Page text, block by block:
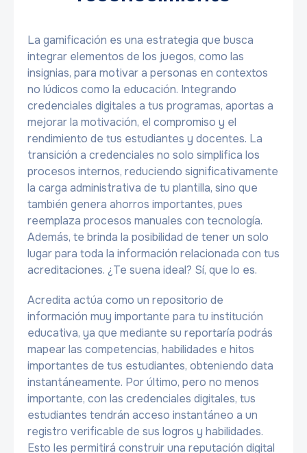
La gamificación es una estrategia que busca
integrar elementos de los juegos, como las
insignias, para motivar a personas en contextos
no lúdicos como la educación. Integrando
credenciales digitales a tus programas, aportas a
mejorar la motivación, el compromiso y el
rendimiento de tus estudiantes y docentes. La
transición a credenciales no solo simplifica los
procesos internos, reduciendo significativamente
la carga administrativa de tu plantilla, sino que
también genera ahorros importantes, pues
reemplaza procesos manuales con tecnología.
Además, te brinda la posibilidad de tener un solo
lugar para toda la información relacionada con tus
acreditaciones. ¿Te suena ideal? Sí, que lo es.
Acredita actúa como un repositorio de
información muy importante para tu institución
educativa, ya que mediante su reportaría podrás
mapear las competencias, habilidades e hitos
importantes de tus estudiantes, obteniendo data
instantáneamente. Por último, pero no menos
importante, con las credenciales digitales, tus
estudiantes tendrán acceso instantáneo a un
registro verificable de sus logros y habilidades.
Esto les permitirá construir una reputación digital